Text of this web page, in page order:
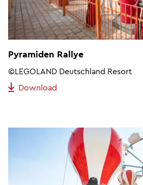
Pyramiden Rallye
©LEGOLAND Deutschland Resort
Download